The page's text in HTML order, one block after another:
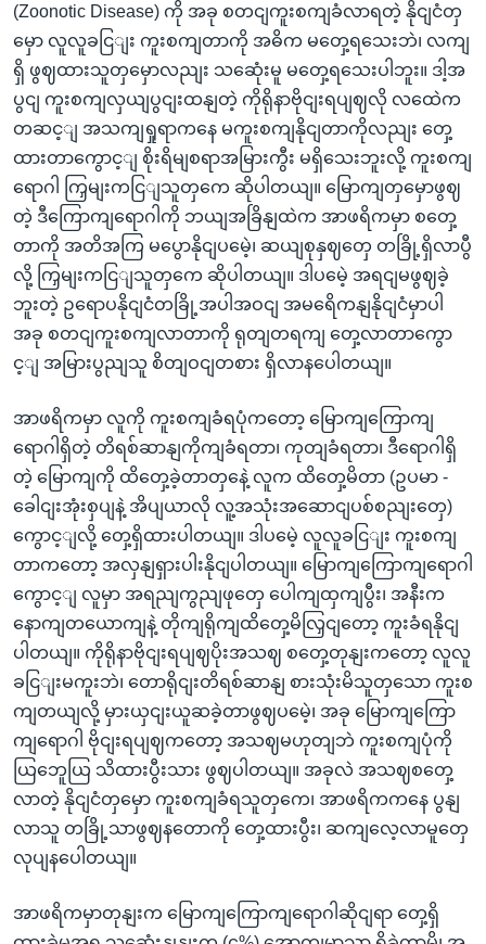
(Zoonotic Disease) ကို အခု စတငျကူးစကျခံလာရတဲ့ နိုငျငံတှ
မှော လူလူခငြျး ကူးစကျတာကို အဓိက မတှေ့ရသေးဘဲ၊ လကျ
ရှိ ဖွဈထားသူတှမှောလညျး သဆေုံးမူ မတှေ့ရသေးပါဘူး။ ဒါ့အ
ပွငျ ကူးစကျလှယျပွငျးထနျတဲ့ ကိုရိုနာဗိုငျးရပျဈလို လထေဲက
တဆင့ျ အသကျရှုရာကနေ မကူးစကျနိုငျတာကိုလညျး တှေ့
ထားတာကွောင့ျ စိုးရိမျစရာအမြားကွီး မရှိသေးဘူးလို့ ကူးစကျ
ရောဂါ ကြှမျးကငြျသူတှကေ ဆိုပါတယျ။ မြောကျတှမှောဖွဈ
တဲ့ ဒီကြောကျရောဂါကို ဘယျအခြိနျထဲက အာဖရိကမှာ စတှေ့
တာကို အတိအကြ မပွောနိုငျပမေဲ့၊ ဆယျစုနှဈတှေ တခြို့ရှိလာပွီ
လို့ ကြှမျးကငြျသူတှကေ ဆိုပါတယျ။ ဒါပမေဲ့ အရငျမဖွဈခဲ့
ဘူးတဲ့ ဥရောပနိုငျငံတခြို့အပါအဝငျ အမရေိကနျနိုငျငံမှာပါ
အခု စတငျကူးစကျလာတာကို ရုတျတရကျ တှေ့လာတာကွော
င့ျ အမြားပွညျသူ စိတျဝငျတစား ရှိလာနပေါတယျ။
အာဖရိကမှာ လူကို ကူးစကျခံရပုံကတော့ မြောကျကြောကျ
ရောဂါရှိတဲ့ တိရစ်ဆာနျကိုကျခံရတာ၊ ကုတျခံရတာ၊ ဒီရောဂါရှိ
တဲ့ မြောကျကို ထိတှေ့ခဲ့တာတှနေဲ့ လူက ထိတှေ့မိတာ (ဥပမာ -
ခေါငျးအုံးစှပျနဲ့ အိပျယာလို လူ့အသုံးအဆောငျပစ်စညျးတှေ)
ကွောင့ျလို့ တှေ့ရှိထားပါတယျ။ ဒါပမေဲ့ လူလူခငြျး ကူးစကျ
တာကတော့ အလှနျရှားပါးနိုငျပါတယျ။ မြောကျကြောကျရောဂါ
ကွောင့ျ လူမှာ အရညျကွညျဖုတှေ ပေါကျထှကျပွီး၊ အနီးက
နောကျတယောကျနဲ့ တိုကျရိုကျထိတှေ့မိလြှငျတော့ ကူးခံရနိုငျ
ပါတယျ။ ကိုရိုနာဗိုငျးရပျဈပိုးအသဈ စတှေ့တုနျးကတော့ လူလူ
ခငြျးမကူးဘဲ၊ တောရိုငျးတိရစ်ဆာနျ စားသုံးမိသူတှသော ကူးစ
ကျတယျလို့ မှားယှငျးယူဆခဲ့တာဖွဈပမေဲ့၊ အခု မြောကျကြော
ကျရောဂါ ဗိုငျးရပျဈကတော့ အသဈမဟုတျဘဲ ကူးစကျပုံကို
ယြဘေူယြ သိထားပွီးသား ဖွဈပါတယျ။ အခုလဲ အသဈစတှေ့
လာတဲ့ နိုငျငံတှမှော ကူးစကျခံရသူတှကေ၊ အာဖရိကကနေ ပွနျ
လာသူ တခြို့သာဖွဈနတောကို တှေ့ထားပွီး၊ ဆကျလေ့လာမူတှေ
လုပျနပေါတယျ။
အာဖရိကမှာတုနျးက မြောကျကြောကျရောဂါဆိုငျရာ တှေ့ရှိ